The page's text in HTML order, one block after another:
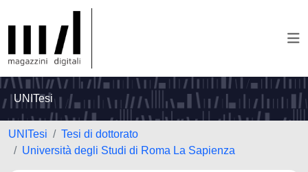
UNITesi
UNITesi
Tesi di dottorato
Università degli Studi di Roma La Sapienza